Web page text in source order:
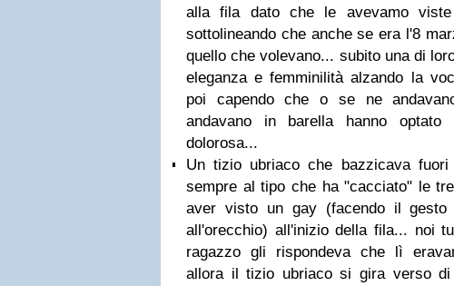
alla fila dato che le avevamo
sottolineando che anche se era l'8
quello che volevano... subito una di
eleganza e femminilità alzando la
poi capendo che o se ne
andavano in barella hanno optato
dolorosa...
Un tizio ubriaco che bazzicava fuori
sempre al tipo che ha "cacciato" le
aver visto un gay (facendo il
all'orecchio) all'inizio della fila... noi
ragazzo gli rispondeva che lì
allora il tizio ubriaco si gira verso di